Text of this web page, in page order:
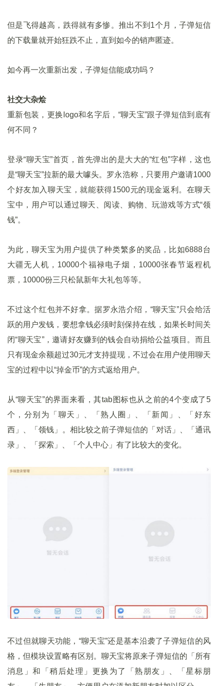
但是飞得越高，跌得就有多惨。推出不到1个月，子弹短信
的下载量就开始狂跌不止，直到如今的销声匿迹。
如今再一次重新出发，子弹短信能成功吗？
社交大杂烩
重新包装，更换logo和名字后，“聊天宝”跟子弹短信到底有
何不同？
登录“聊天宝”首页，首先弹出的是大大的“红包”字样，这也
是“聊天宝”拉新的最大噱头。罗永浩称，只要用户邀请1000
个好友加入聊天宝，就能获得1500元的现金返利。在聊天
宝中，用户可以通过聊天、阅读、购物、玩游戏等方式“领
钱”。
为此，聊天宝为用户提供了种类繁多的奖品，比如6888台
大疆无人机，10000个福禄电子烟，10000张春节返程机
票，10000份三只松鼠新年大礼包等等。
不过这个红包并不好拿。据罗永浩介绍，“聊天宝”只会给活
跃的用户发钱，要想拿钱必须时刻保持在线，如果长时间关
闭“聊天宝”，邀请好友赚到的钱会自动捐给公益项目。而且
只有现金余额超过30元才支持提现，不过会在用户使用聊天
宝的过程中以“掉金币”的方式返给用户。
从“聊天宝”的界面来看，其tab图标也从之前的4个变成了5
个，分别为「聊天」、「熟人圈」、「新闻」、「好东
西」、「领钱」。相比较之前子弹短信的「对话」、「通讯
录」、「探索」、「个人中心」有了比较大的变化。
不过但就聊天功能，“聊天宝”还是基本沿袭了子弹短信的风
格，但模块设置略有区别。聊天宝将原来子弹短信的「所有
消息」和「稍后处理」更换为了「熟朋友」、「星标朋